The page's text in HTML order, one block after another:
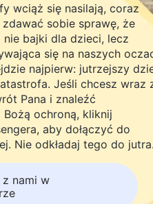
wciąż się nasilają, coraz
sobie sprawę, że
bajki dla dzieci, lecz
się na naszych
najpierw: jutrzejszy
Jeśli chcesz wraz
Pana i znaleźć
ochroną, kliknij
aby dołączyć do
Nie odkładaj tego do jutra.
z nami w